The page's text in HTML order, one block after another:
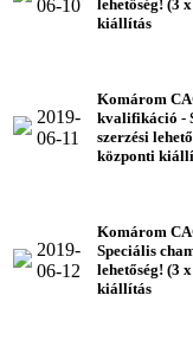
06-10
lehetőség! (3
kiállítás
2019-
06-11
Komárom
kvalifikáció -
szerzési
központi
2019-
06-12
Komárom
Speciális
lehetőség! (3
kiállítás